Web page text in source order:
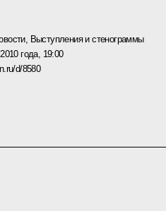
, Выступления и стенограммы
года, 19:00
d/8580